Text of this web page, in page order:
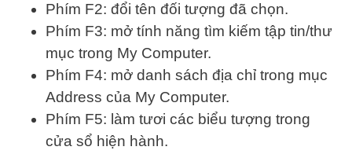
Phím F2: đổi tên đối tượng đã chọn.
Phím F3: mở tính năng tìm kiếm tập tin/thư
mục trong My Computer.
Phím F4: mở danh sách địa chỉ trong mục
Address của My Computer.
Phím F5: làm tươi các biểu tượng trong
cửa sổ hiện hành.